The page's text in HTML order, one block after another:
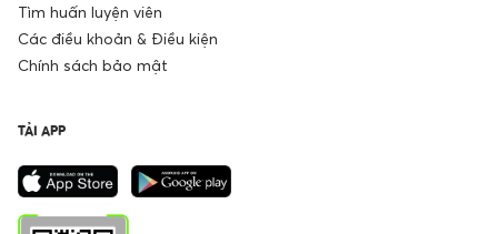
Tìm huấn luyện viên
Các điều khoản & Điều kiện
Chính sách bảo mật
TẢI APP